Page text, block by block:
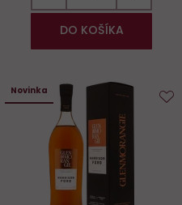
DO KOŠÍKA
obľúbených
Novinka